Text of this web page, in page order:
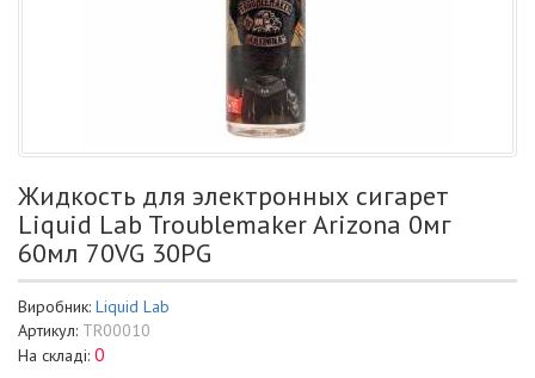
Жидкость для электронных сигарет
Liquid Lab Troublemaker Arizona 0мг
60мл 70VG 30PG
Виробник: Liquid Lab
Артикул: TR00010
На складі: 0